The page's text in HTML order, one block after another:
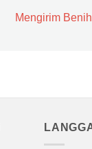
Mengirim